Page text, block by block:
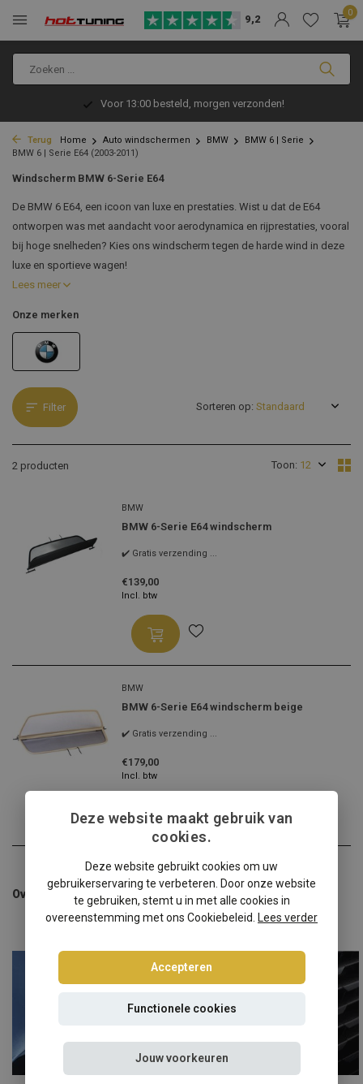
9,2
0
Voor 13:00 besteld, morgen verzonden!
Terug Home Auto windschermen BMW
BMW 6 | Serie
BMW 6 | Serie E64 (2003-2011)
Windscherm BMW 6-Serie E64
De BMW 6 E64, een icoon van luxe en prestaties. Wist u dat de E64
ontworpen was met aandacht voor aerodynamica en rijprestaties, vooral
bij hoge snelheden? Kies ons windscherm tegen de harde wind in deze
luxe en sportieve wagen!
Lees meer
Onze merken
Filter
2 producten Toon:
Sorteren op:
BMW
BMW 6-Serie E64 windscherm
✔️ Gratis verzending ...
€139,00
Incl. btw
BMW
BMW 6-Serie E64 windscherm beige
✔️ Gratis verzending ...
€179,00
Incl. btw
Overige categorieën in Auto windschermen
Deze website maakt gebruik van
cookies.
Deze website gebruikt cookies om uw
gebruikerservaring te verbeteren. Door onze website
te gebruiken, stemt u in met alle cookies in
overeenstemming met ons Cookiebeleid. Lees verder
Accepteren
Functionele cookies
Jouw voorkeuren